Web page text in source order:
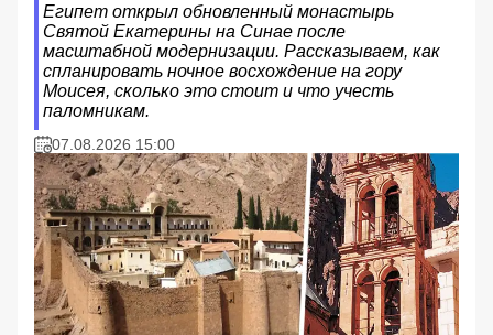
Египет открыл обновленный монастырь
Святой Екатерины на Синае после
масштабной модернизации. Рассказываем, как
спланировать ночное восхождение на гору
Моисея, сколько это стоит и что учесть
паломникам.
07.08.2026 15:00